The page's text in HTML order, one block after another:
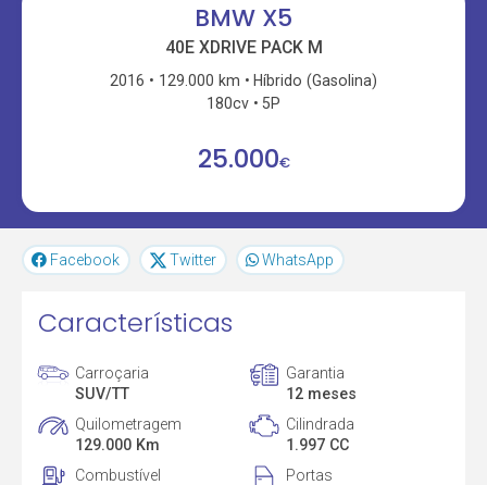
BMW X5
40E XDRIVE PACK M
2016 129.000 km
Híbrido (Gasolina)
180cv
5P
25.000€
Facebook Twitter WhatsApp
Características
Carroçaria
SUV/TT
Garantia
12 meses
Quilometragem
129.000 Km
Cilindrada
1.997 CC
Combustível
Portas